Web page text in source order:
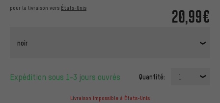
20,99€
pour la livraison vers États-Unis
noir
Expédition sous 1-3 jours ouvrés Quantité: 1
Livraison impossible à États-Unis